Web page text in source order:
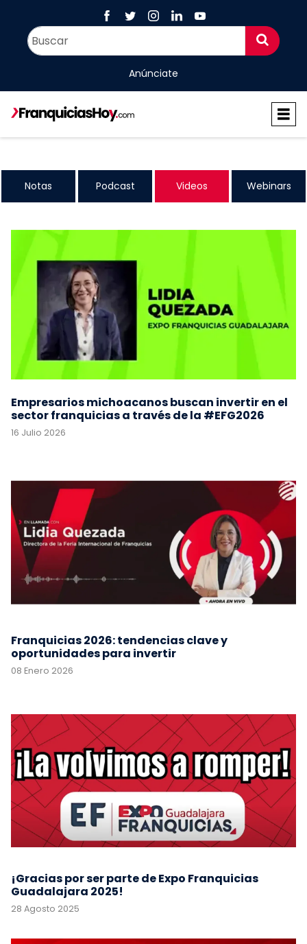
Anúnciate
Notas Podcast Videos Webinars
Empresarios michoacanos buscan invertir en el
sector franquicias a través de la #EFG2026
16 Julio 2026
Franquicias 2026: tendencias clave y
oportunidades para invertir
08 Enero 2026
¡Gracias por ser parte de Expo Franquicias
Guadalajara 2025!
28 Agosto 2025